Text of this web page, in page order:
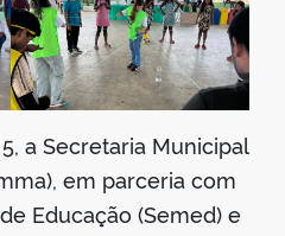
a Secretaria Municipal
em parceria com
Educação (Semed) e